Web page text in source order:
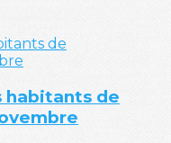
habitants de